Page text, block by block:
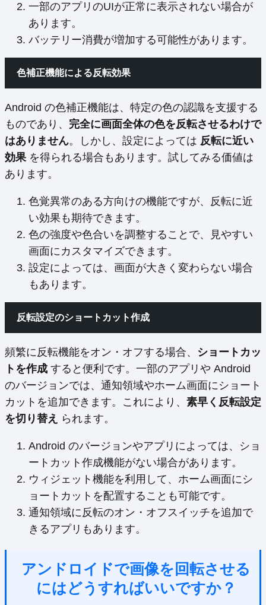
一部のアプリのUIが正常に表示されない場合が
あります。
バッテリー消費が増加する可能性があります。
色補正機能による反転効果
Android の色補正機能は、特定の色の認識を支援する
ものであり、 完全に画面全体の色を反転させるわけで
はありません。しかし、設定によっては 反転に近い
効果を得られる場合もあります。試してみる価値は
あります。
色覚異常のある方向けの機能ですが、反転に近
い効果も期待できます。
色の強度や色合いを調整することで、見やすい
画面にカスタマイズできます。
設定によっては、画面が大きく変わらない場合
もあります。
反転設定のショートカット作成
頻繁に反転機能をオン・オフする場合、 ショートカッ
トを作成 すると便利です。一部のアプリや Android
のバージョンでは、通知領域やホーム画面にショート
カットを追加できます。これにより、 素早く反転設定
を切り替え
られます。
Android のバージョンやアプリによっては、ショ
ートカット作成機能がない場合があります。
ウィジェット機能を利用して、ホーム画面にシ
ョートカットを配置することも可能です。
通知領域に反転のオン・オフスイッチを追加で
きるアプリもあります。
アンドロイドで画像を回転させる
にはどうすればいいですか？